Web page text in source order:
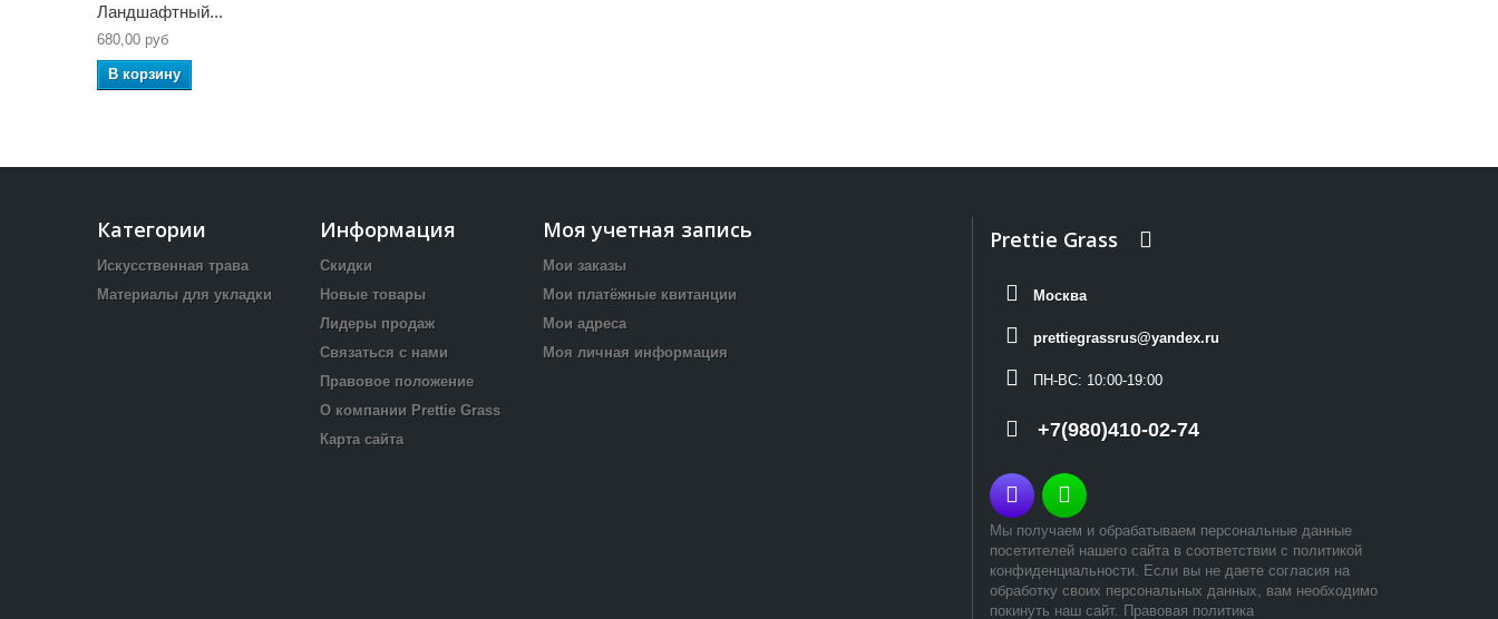
Ландшафтный...
680,00 руб
В корзину
Категории
Искусственная трава
Материалы для укладки
Информация
Скидки
Новые товары
Лидеры продаж
Связаться с нами
Правовое положение
О компании Prettie Grass
Карта сайта
Моя учетная запись
Мои заказы
Мои платёжные квитанции
Мои адреса
Моя личная информация
Prettie Grass
Москва
prettiegrassrus@yandex.ru
ПН-ВС: 10:00-19:00
+7(980)410-02-74
 
Мы получаем и обрабатываем персональные данные
посетителей нашего сайта в соответствии с политикой
конфиденциальности. Если вы не даете согласия на
обработку своих персональных данных, вам необходимо
покинуть наш сайт. Правовая политика